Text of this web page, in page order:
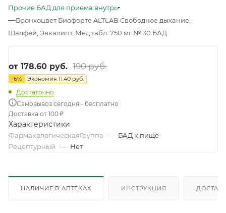
Прочие БАД для приема внутрь
—Бронхоцвет Биофорте ALTLAB Свободное дыхание,
Шалфей, Эвкалипт, Мёд табл. 750 мг № 30 БАД
от 178.60 руб. 190 руб.
-6% Экономия 11.40 руб.
Достаточно
Самовывоз сегодня - бесплатно
Доставка от 100 ₽
Характеристики
ФармакологическаяГруппа — БАД к пище
Рецептурный — Нет
НАЛИЧИЕ В АПТЕКАХ ИНСТРУКЦИЯ